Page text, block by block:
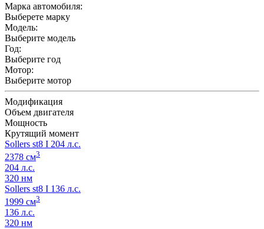
Марка автомобиля:
Выберете марку
Модель:
Выберите модель
Год:
Выберите год
Мотор:
Выберите мотор
Модификация
Объем двигателя
Мощность
Крутящий момент
Sollers st8 I 204 л.с.
2378 см3
204 л.с.
320 нм
Sollers st8 I 136 л.с.
1999 см3
136 л.с.
320 нм